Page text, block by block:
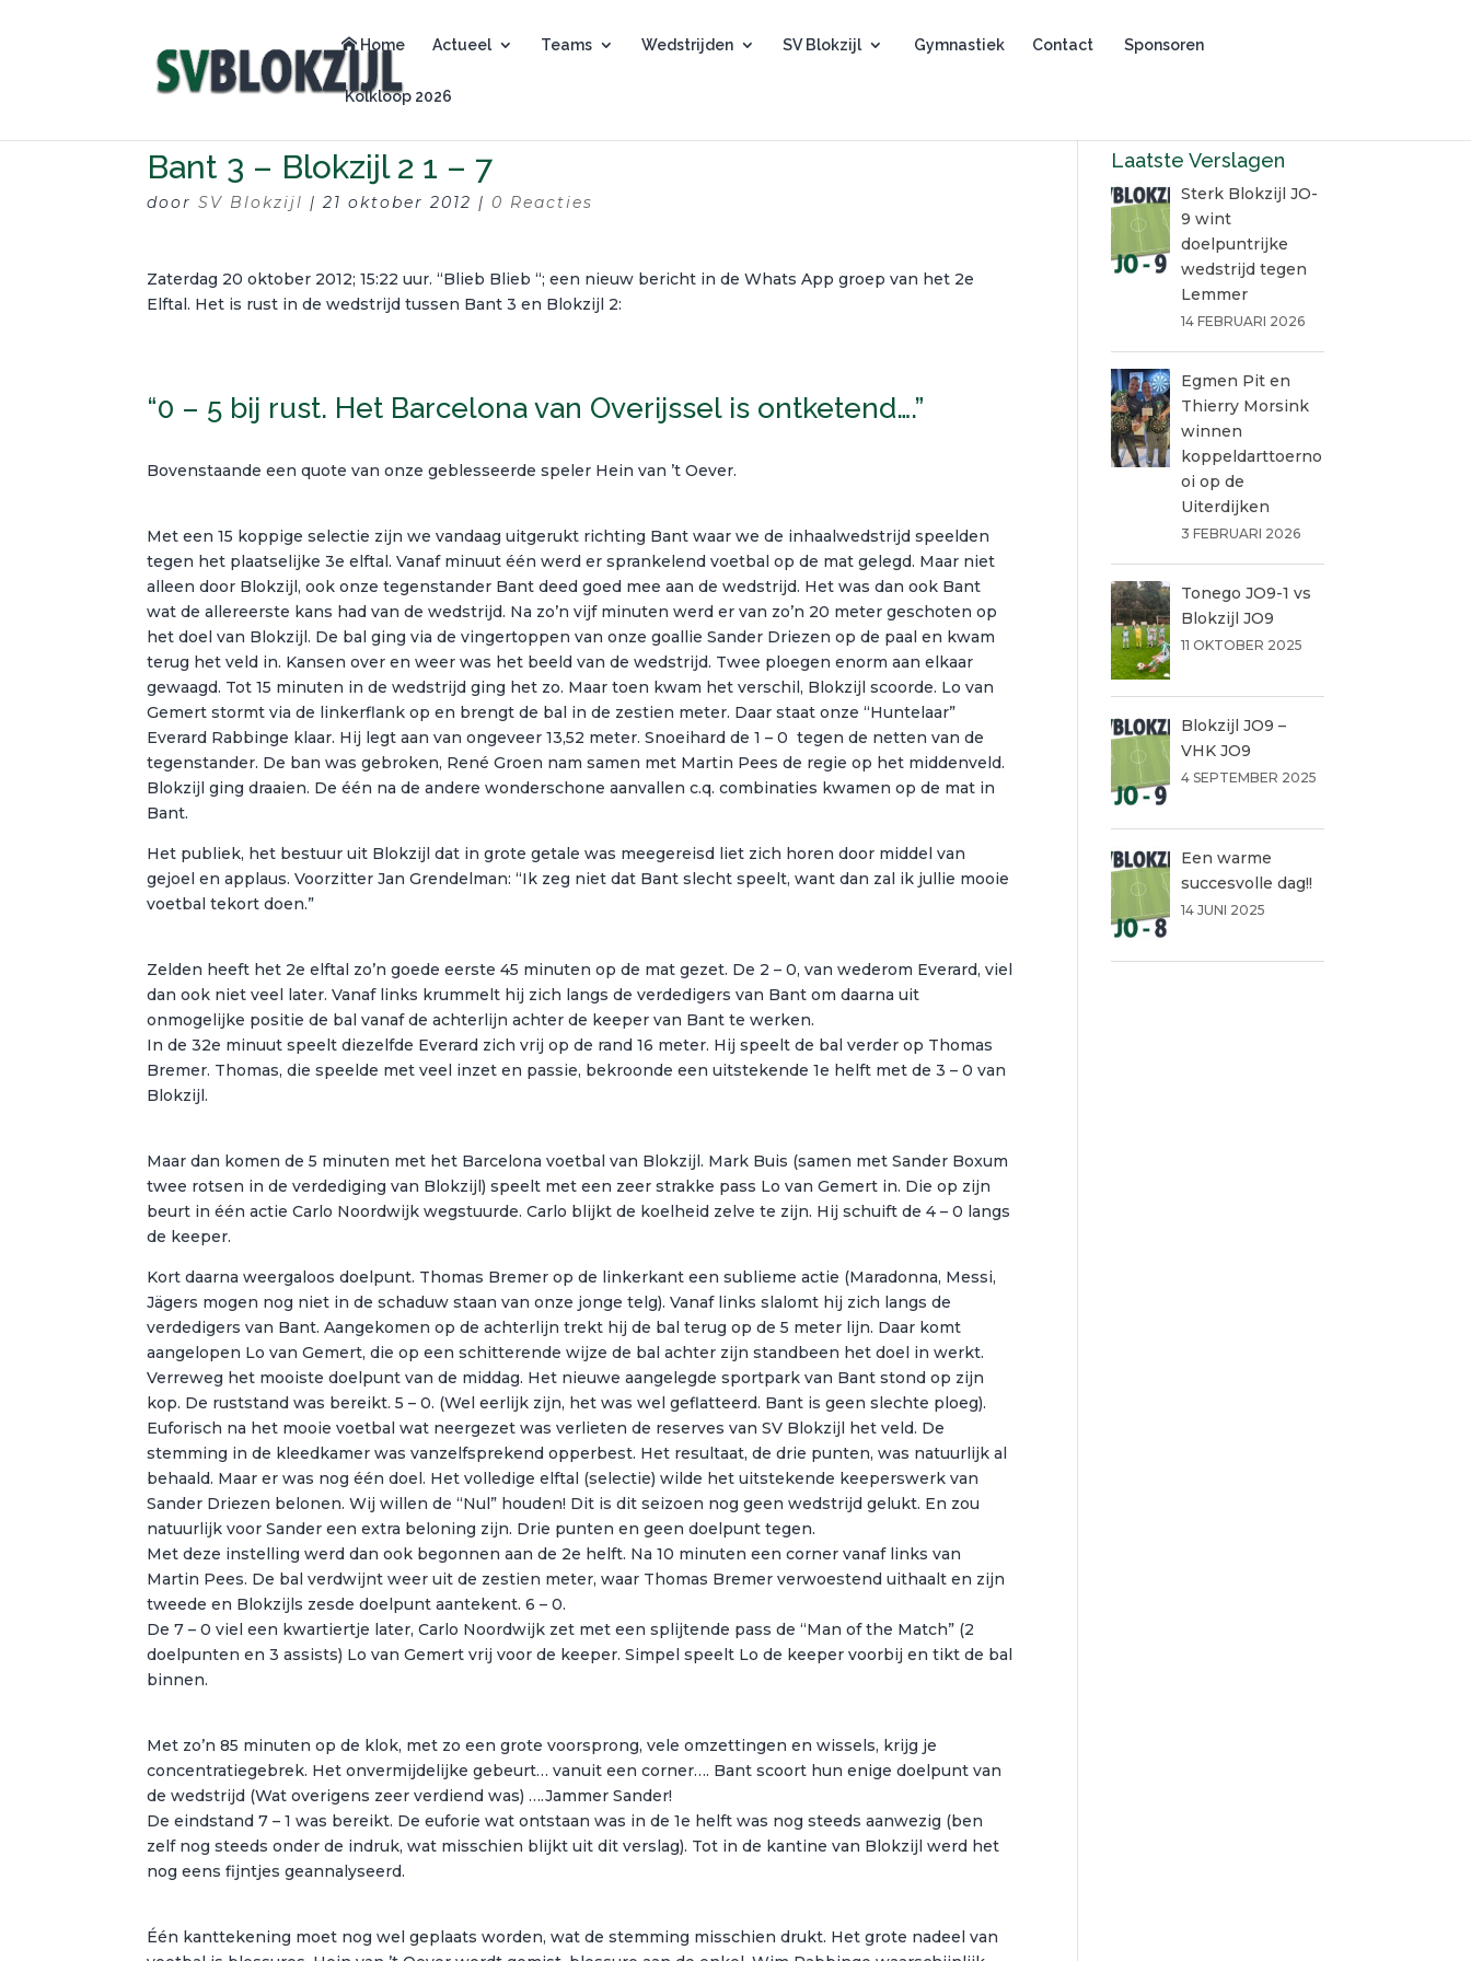
Home Actueel Teams Wedstrijden SV Blokzijl Gymnastiek Contact Sponsoren
Kolkloop 2026
Bant 3 – Blokzijl 2 1 – 7
doorSV Blokzijl |21 oktober 2012 | 0 Reacties
Zaterdag 20 oktober 2012; 15:22 uur. “Blieb Blieb “; een nieuw bericht in de Whats App groep van het 2e
Elftal. Het is rust in de wedstrijd tussen Bant 3 en Blokzijl 2:
“0 – 5 bij rust. Het Barcelona van Overijssel is ontketend….”
Bovenstaande een quote van onze geblesseerde speler Hein van ’t Oever.
Met een 15 koppige selectie zijn we vandaag uitgerukt richting Bant waar we de inhaalwedstrijd speelden
tegen het plaatselijke 3e elftal. Vanaf minuut één werd er sprankelend voetbal op de mat gelegd. Maar niet
alleen door Blokzijl, ook onze tegenstander Bant deed goed mee aan de wedstrijd. Het was dan ook Bant
wat de allereerste kans had van de wedstrijd. Na zo’n vijf minuten werd er van zo’n 20 meter geschoten op
het doel van Blokzijl. De bal ging via de vingertoppen van onze goallie Sander Driezen op de paal en kwam
terug het veld in. Kansen over en weer was het beeld van de wedstrijd. Twee ploegen enorm aan elkaar
gewaagd. Tot 15 minuten in de wedstrijd ging het zo. Maar toen kwam het verschil, Blokzijl scoorde. Lo van
Gemert stormt via de linkerflank op en brengt de bal in de zestien meter. Daar staat onze “Huntelaar”
Everard Rabbinge klaar. Hij legt aan van ongeveer 13,52 meter. Snoeihard de 1 – 0 tegen de netten van de
tegenstander. De ban was gebroken, René Groen nam samen met Martin Pees de regie op het middenveld.
Blokzijl ging draaien. De één na de andere wonderschone aanvallen c.q. combinaties kwamen op de mat in
Bant.
Het publiek, het bestuur uit Blokzijl dat in grote getale was meegereisd liet zich horen door middel van
gejoel en applaus. Voorzitter Jan Grendelman: “Ik zeg niet dat Bant slecht speelt, want dan zal ik jullie mooie
voetbal tekort doen.”
Zelden heeft het 2e elftal zo’n goede eerste 45 minuten op de mat gezet. De 2 – 0, van wederom Everard, viel
dan ook niet veel later. Vanaf links krummelt hij zich langs de verdedigers van Bant om daarna uit
onmogelijke positie de bal vanaf de achterlijn achter de keeper van Bant te werken.
In de 32e minuut speelt diezelfde Everard zich vrij op de rand 16 meter. Hij speelt de bal verder op Thomas
Bremer. Thomas, die speelde met veel inzet en passie, bekroonde een uitstekende 1e helft met de 3 – 0 van
Blokzijl.
Maar dan komen de 5 minuten met het Barcelona voetbal van Blokzijl. Mark Buis (samen met Sander Boxum
twee rotsen in de verdediging van Blokzijl) speelt met een zeer strakke pass Lo van Gemert in. Die op zijn
beurt in één actie Carlo Noordwijk wegstuurde. Carlo blijkt de koelheid zelve te zijn. Hij schuift de 4 – 0 langs
de keeper.
Kort daarna weergaloos doelpunt. Thomas Bremer op de linkerkant een sublieme actie (Maradonna, Messi,
Jägers mogen nog niet in de schaduw staan van onze jonge telg). Vanaf links slalomt hij zich langs de
verdedigers van Bant. Aangekomen op de achterlijn trekt hij de bal terug op de 5 meter lijn. Daar komt
aangelopen Lo van Gemert, die op een schitterende wijze de bal achter zijn standbeen het doel in werkt.
Verreweg het mooiste doelpunt van de middag. Het nieuwe aangelegde sportpark van Bant stond op zijn
kop. De ruststand was bereikt. 5 – 0. (Wel eerlijk zijn, het was wel geflatteerd. Bant is geen slechte ploeg).
Euforisch na het mooie voetbal wat neergezet was verlieten de reserves van SV Blokzijl het veld. De
stemming in de kleedkamer was vanzelfsprekend opperbest. Het resultaat, de drie punten, was natuurlijk al
behaald. Maar er was nog één doel. Het volledige elftal (selectie) wilde het uitstekende keeperswerk van
Sander Driezen belonen. Wij willen de “Nul” houden! Dit is dit seizoen nog geen wedstrijd gelukt. En zou
natuurlijk voor Sander een extra beloning zijn. Drie punten en geen doelpunt tegen.
Met deze instelling werd dan ook begonnen aan de 2e helft. Na 10 minuten een corner vanaf links van
Martin Pees. De bal verdwijnt weer uit de zestien meter, waar Thomas Bremer verwoestend uithaalt en zijn
tweede en Blokzijls zesde doelpunt aantekent. 6 – 0.
De 7 – 0 viel een kwartiertje later, Carlo Noordwijk zet met een splijtende pass de “Man of the Match” (2
doelpunten en 3 assists) Lo van Gemert vrij voor de keeper. Simpel speelt Lo de keeper voorbij en tikt de bal
binnen.
Met zo’n 85 minuten op de klok, met zo een grote voorsprong, vele omzettingen en wissels, krijg je
concentratiegebrek. Het onvermijdelijke gebeurt… vanuit een corner…. Bant scoort hun enige doelpunt van
de wedstrijd (Wat overigens zeer verdiend was) ….Jammer Sander!
De eindstand 7 – 1 was bereikt. De euforie wat ontstaan was in de 1e helft was nog steeds aanwezig (ben
zelf nog steeds onder de indruk, wat misschien blijkt uit dit verslag). Tot in de kantine van Blokzijl werd het
nog eens fijntjes geannalyseerd.
Één kanttekening moet nog wel geplaats worden, wat de stemming misschien drukt. Het grote nadeel van
Laatste Verslagen
Sterk Blokzijl JO-
9 wint
doelpuntrijke
wedstrijd tegen
Lemmer
14 FEBRUARI 2026
Egmen Pit en
Thierry Morsink
winnen
koppeldarttoerno
oi op de
Uiterdijken
3 FEBRUARI 2026
Tonego JO9-1 vs
Blokzijl JO9
11 OKTOBER 2025
Blokzijl JO9 –
VHK JO9
4 SEPTEMBER 2025
Een warme
succesvolle dag!!
14 JUNI 2025